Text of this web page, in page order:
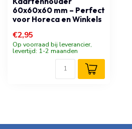
60x60x60 mm – Perfect
voor Horeca en Winkels
€2,95
Op voorraad bij leverancier,
levertijd: 1-2 maanden